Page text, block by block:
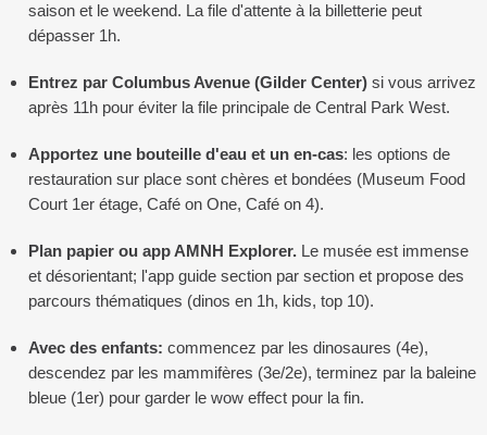
saison et le weekend. La file d'attente à la billetterie peut
dépasser 1h.
Entrez par Columbus Avenue (Gilder Center) si vous arrivez
après 11h pour éviter la file principale de Central Park West.
Apportez une bouteille d'eau et un en-cas: les options de
restauration sur place sont chères et bondées (Museum Food
Court 1er étage, Café on One, Café on 4).
Plan papier ou app AMNH Explorer. Le musée est immense
et désorientant; l'app guide section par section et propose des
parcours thématiques (dinos en 1h, kids, top 10).
Avec des enfants: commencez par les dinosaures (4e),
descendez par les mammifères (3e/2e), terminez par la baleine
bleue (1er) pour garder le wow effect pour la fin.